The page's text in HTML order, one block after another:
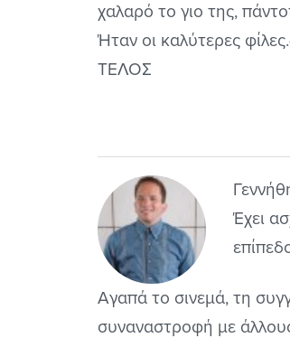
χαλαρό το γιο της,
Ήταν οι καλύτερες
ΤΕΛΟΣ
Έχει
Αγαπά το σινεμά, τη
συναναστροφή με